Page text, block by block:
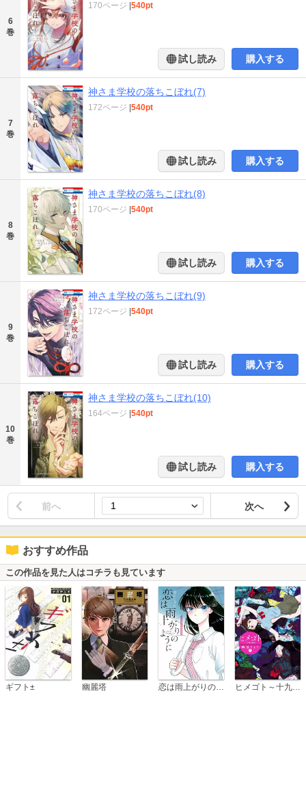
6
巻
170ページ 540pt
試し読み 購入する
7
巻
神さま学校の落ちこぼれ(7)
172ページ 540pt
試し読み 購入する
8
巻
神さま学校の落ちこぼれ(8)
170ページ 540pt
試し読み 購入する
9
巻
神さま学校の落ちこぼれ(9)
172ページ 540pt
試し読み 購入する
10
巻
神さま学校の落ちこぼれ(10)
164ページ 540pt
試し読み 購入する
前へ 次へ
おすすめ作品
この作品を見た人はコチラも見ています
ギフト± 幽麗塔 恋は雨上がりのように ヒメゴト～十九歳の制服～